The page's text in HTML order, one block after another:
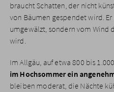
braucht Schatten, der nicht
von Bäumen gespendet wird.
umgewälzt, sondern vom Wind
wird.
Im Allgäu, auf etwa 800 bis
im Hochsommer ein
bleiben moderat, die Nächte